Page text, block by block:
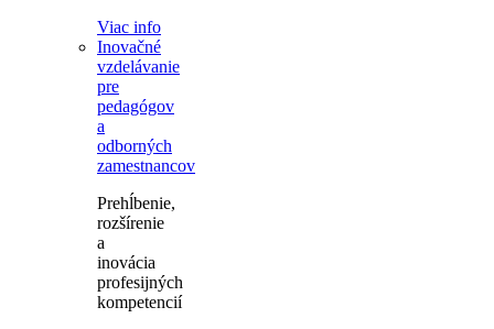
Viac info
Inovačné
vzdelávanie
pre
pedagógov
a
odborných
zamestnancov
Prehĺbenie,
rozšírenie
a
inovácia
profesijných
kompetencií